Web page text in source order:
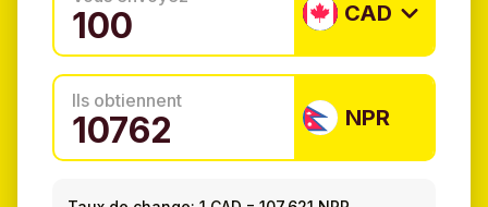
CAD
Ils obtiennent
NPR